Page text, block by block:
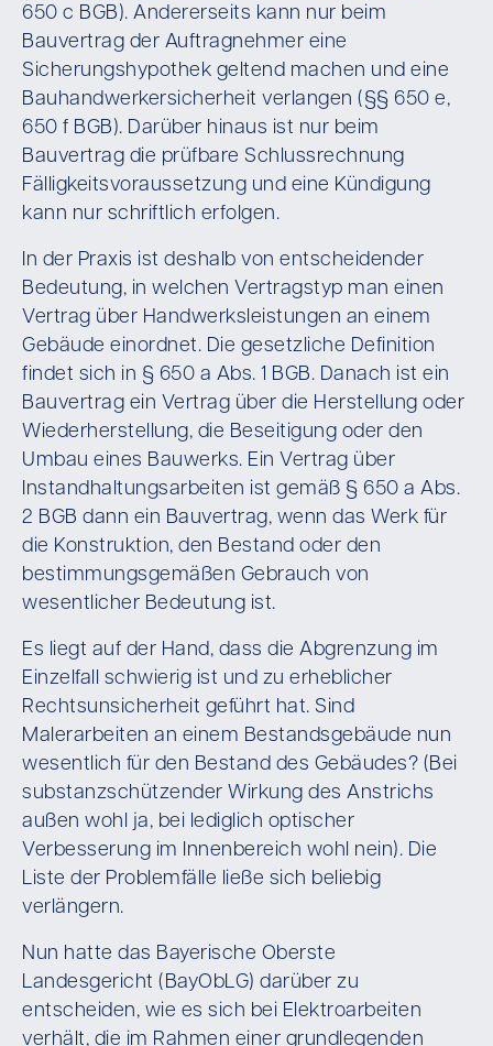
650 c BGB). Andererseits kann nur beim
Bauvertrag der Auftragnehmer eine
Sicherungshypothek geltend machen und eine
Bauhandwerkersicherheit verlangen (§§ 650 e,
650 f BGB). Darüber hinaus ist nur beim
Bauvertrag die prüfbare Schlussrechnung
Fälligkeitsvoraussetzung und eine Kündigung
kann nur schriftlich erfolgen.
In der Praxis ist deshalb von entscheidender
Bedeutung, in welchen Vertragstyp man einen
Vertrag über Handwerksleistungen an einem
Gebäude einordnet. Die gesetzliche Definition
findet sich in § 650 a Abs. 1 BGB. Danach ist ein
Bauvertrag ein Vertrag über die Herstellung oder
Wiederherstellung, die Beseitigung oder den
Umbau eines Bauwerks. Ein Vertrag über
Instandhaltungsarbeiten ist gemäß § 650 a Abs.
2 BGB dann ein Bauvertrag, wenn das Werk für
die Konstruktion, den Bestand oder den
bestimmungsgemäßen Gebrauch von
wesentlicher Bedeutung ist.
Es liegt auf der Hand, dass die Abgrenzung im
Einzelfall schwierig ist und zu erheblicher
Rechtsunsicherheit geführt hat. Sind
Malerarbeiten an einem Bestandsgebäude nun
wesentlich für den Bestand des Gebäudes? (Bei
substanzschützender Wirkung des Anstrichs
außen wohl ja, bei lediglich optischer
Verbesserung im Innenbereich wohl nein). Die
Liste der Problemfälle ließe sich beliebig
verlängern.
Nun hatte das Bayerische Oberste
Landesgericht (BayObLG) darüber zu
entscheiden, wie es sich bei Elektroarbeiten
verhält, die im Rahmen einer grundlegenden